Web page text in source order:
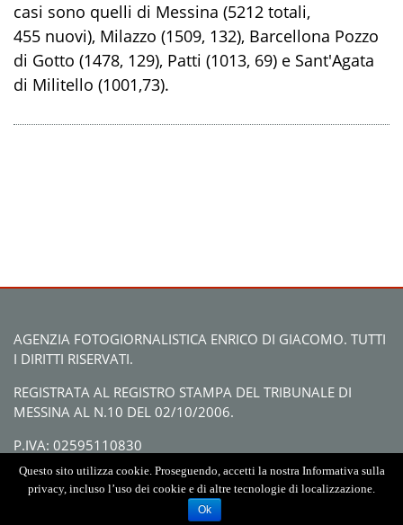
casi sono quelli di Messina (5212 totali,
455 nuovi), Milazzo (1509, 132), Barcellona Pozzo
di Gotto (1478, 129), Patti (1013, 69) e Sant'Agata
di Militello (1001,73).
AGENZIA FOTOGIORNALISTICA ENRICO DI GIACOMO. TUTTI
I DIRITTI RISERVATI.
REGISTRATA AL REGISTRO STAMPA DEL TRIBUNALE DI
MESSINA AL N.10 DEL 02/10/2006.
P.IVA: 02595110830
Questo sito utilizza cookie. Proseguendo, accetti la nostra Informativa sulla
privacy, incluso l’uso dei cookie e di altre tecnologie di localizzazione.
Ok